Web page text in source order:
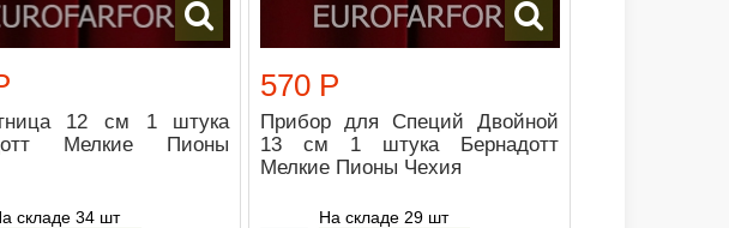
12 см 1 штука
Мелкие Пионы
складе 34 шт
570 Р
Прибор для Специй Двойной
13 см 1 штука Бернадотт
Мелкие Пионы Чехия
На складе 29 шт